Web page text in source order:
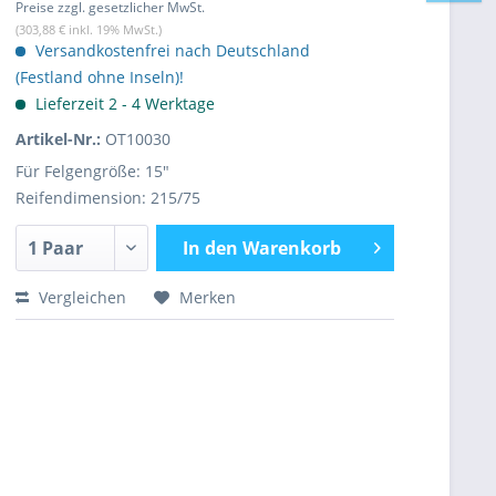
Preise zzgl. gesetzlicher MwSt.
(303,88 € inkl. 19% MwSt.)
Versandkostenfrei nach Deutschland
(Festland ohne Inseln)!
Lieferzeit 2 - 4 Werktage
Artikel-Nr.: OT10030
Für Felgengröße: 15"
Reifendimension: 215/75
In den Warenkorb
Vergleichen Merken